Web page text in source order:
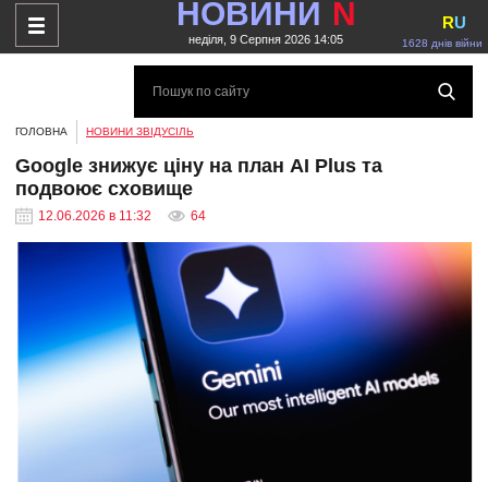
НОВИНИ N
неділя, 9 Серпня 2026 14:05 1628 днів війни
RU
ГОЛОВНА НОВИНИ ЗВІДУСІЛЬ
Google знижує ціну на план AI Plus та
подвоює сховище
12.06.2026 в 11:32 64